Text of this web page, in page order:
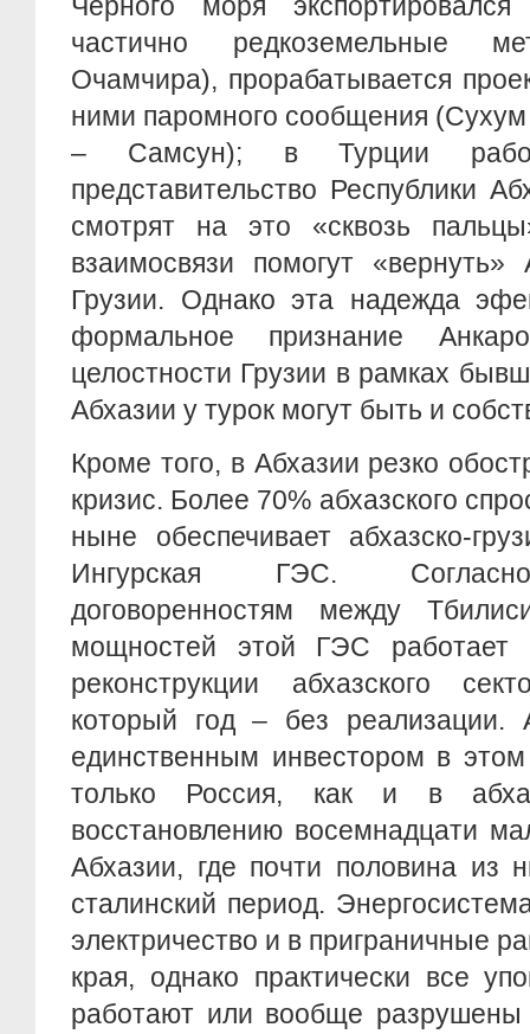
частично редкоземельные
Очамчира), прорабатывается
ними паромного сообщения
– Самсун); в Турции
представительство Республики
смотрят на это «сквозь
взаимосвязи помогут
Грузии. Однако эта надежда
формальное признание
целостности Грузии в рамках
Абхазии у турок могут быть и
Кроме того, в Абхазии резко
кризис. Более 70% абхазского
ныне обеспечивает абхазско-
Ингурская ГЭС.
договоренностям между
мощностей этой ГЭС
реконструкции абхазского
который год – без
единственным инвестором в
только Россия, как и в
восстановлению восемнадцати
Абхазии, где почти половина из
сталинский период.
электричество и в приграничные
края, однако практически все
работают или вообще